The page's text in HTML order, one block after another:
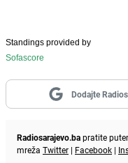
Standings provided by
Sofascore
Dodajte
Radiosarajevo.bapratite
mreža Twitter | Facebook |